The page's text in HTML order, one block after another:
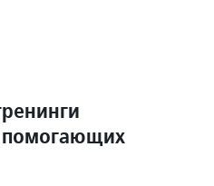
помогающих